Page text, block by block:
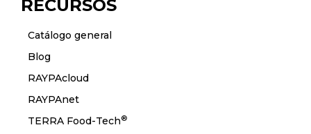
RECURSOS
Catálogo general
Blog
RAYPAcloud
RAYPAnet
TERRA Food-Tech®